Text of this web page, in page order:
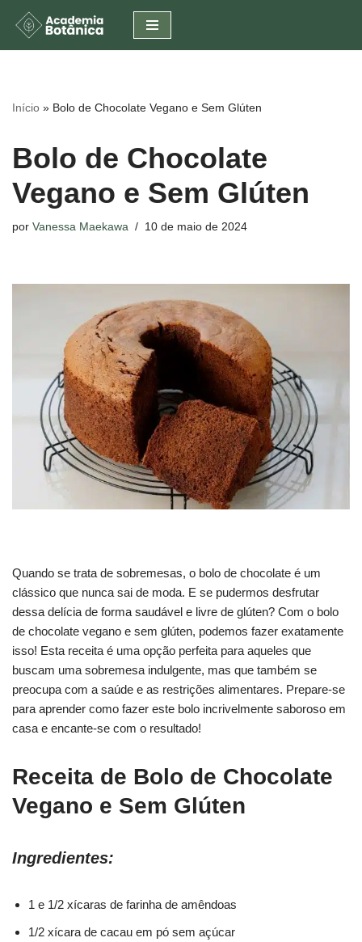
Pular
conteúdo
Início » Bolo de Chocolate Vegano e Sem Glúten
Bolo de Chocolate
Vegano e Sem Glúten
por Vanessa Maekawa 10 de maio de 2024
Quando se trata de sobremesas, o bolo de chocolate é um
clássico que nunca sai de moda. E se pudermos desfrutar
dessa delícia de forma saudável e livre de glúten? Com o bolo
de chocolate vegano e sem glúten, podemos fazer exatamente
isso! Esta receita é uma opção perfeita para aqueles que
buscam uma sobremesa indulgente, mas que também se
preocupa com a saúde e as restrições alimentares. Prepare-se
para aprender como fazer este bolo incrivelmente saboroso em
casa e encante-se com o resultado!
Receita de Bolo de Chocolate
Vegano e Sem Glúten
Ingredientes:
1 e 1/2 xícaras de farinha de amêndoas
1/2 xícara de cacau em pó sem açúcar